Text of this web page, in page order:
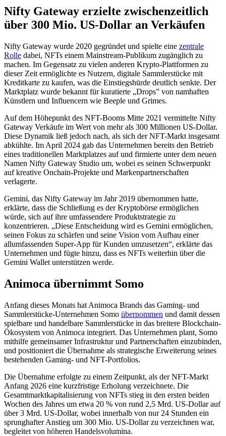
Nifty Gateway erzielte zwischenzeitlich
über 300 Mio. US-Dollar an Verkäufen
Nifty Gateway wurde 2020 gegründet und spielte eine zentrale
Rolle dabei, NFTs einem Mainstream-Publikum zugänglich zu
machen. Im Gegensatz zu vielen anderen Krypto-Plattformen zu
dieser Zeit ermöglichte es Nutzern, digitale Sammlerstücke mit
Kreditkarte zu kaufen, was die Einstiegshürde deutlich senkte. Der
Marktplatz wurde bekannt für kuratierte „Drops” von namhaften
Künstlern und Influencern wie Beeple und Grimes.
Auf dem Höhepunkt des NFT-Booms Mitte 2021 vermittelte Nifty
Gateway Verkäufe im Wert von mehr als 300 Millionen US-Dollar.
Diese Dynamik ließ jedoch nach, als sich der NFT-Markt insgesamt
abkühlte. Im April 2024 gab das Unternehmen bereits den Betrieb
eines traditionellen Marktplatzes auf und firmierte unter dem neuen
Namen Nifty Gateway Studio um, wobei es seinen Schwerpunkt
auf kreative Onchain-Projekte und Markenpartnerschaften
verlagerte.
Gemini, das Nifty Gateway im Jahr 2019 übernommen hatte,
erklärte, dass die Schließung es der Kryptobörse ermöglichen
würde, sich auf ihre umfassendere Produktstrategie zu
konzentrieren. „Diese Entscheidung wird es Gemini ermöglichen,
seinen Fokus zu schärfen und seine Vision vom Aufbau einer
allumfassenden Super-App für Kunden umzusetzen“, erklärte das
Unternehmen und fügte hinzu, dass es NFTs weiterhin über die
Gemini Wallet unterstützen werde.
Animoca übernimmt Somo
Anfang dieses Monats hat Animoca Brands das Gaming- und
Sammlerstücke-Unternehmen Somo übernommen und damit dessen
spielbare und handelbare Sammlerstücke in das breitere Blockchain-
Ökosystem von Animoca integriert. Das Unternehmen plant, Somo
mithilfe gemeinsamer Infrastruktur und Partnerschaften einzubinden,
und positioniert die Übernahme als strategische Erweiterung seines
bestehenden Gaming- und NFT-Portfolios.
Die Übernahme erfolgte zu einem Zeitpunkt, als der NFT-Markt
Anfang 2026 eine kurzfristige Erholung verzeichnete. Die
Gesamtmarktkapitalisierung von NFTs stieg in den ersten beiden
Wochen des Jahres um etwa 20 % von rund 2,5 Mrd. US-Dollar auf
über 3 Mrd. US-Dollar, wobei innerhalb von nur 24 Stunden ein
sprunghafter Anstieg um 300 Mio. US-Dollar zu verzeichnen war,
begleitet von höheren Handelsvolumina.